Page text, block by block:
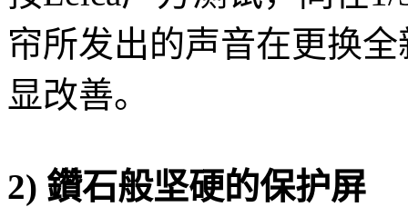
帘所发出的声音在更换
显改善。
2) 鑽石般坚硬的保护屏